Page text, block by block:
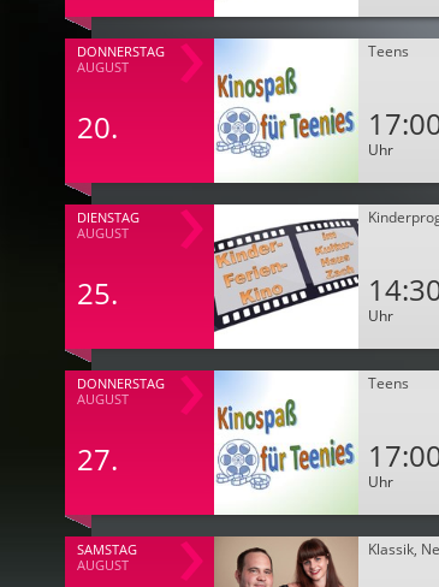
DONNERSTAG
AUGUST
20.
Teens
Uhr
DIENSTAG
AUGUST
25.
Uhr
DONNERSTAG
AUGUST
27.
Teens
Uhr
SAMSTAG
AUGUST
Klassik,